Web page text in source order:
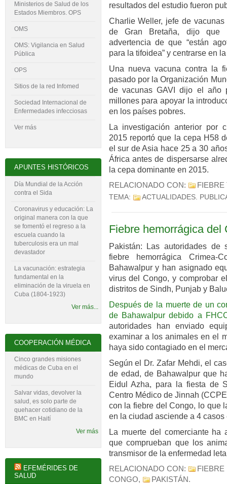
resultados del estudio fueron
Charlie Weller, jefe de
de Gran Bretaña, dijo que
advertencia de que “están
para la tifoidea” y centrarse en
Una nueva vacuna contra la
pasado por la Organización
de vacunas GAVI dijo el año
millones para apoyar la
en los países pobres.
La investigación anterior por
2015 reportó que la cepa H58
el sur de Asia hace 25 a 30
África antes de dispersarse
la cepa dominante en 2015.
RELACIONADO CON: FIEBRE
TEMA: ACTUALIDADES.
Fiebre hemorrágica del
Pakistán: Las autoridades de
fiebre hemorrágica
Bahawalpur y han asignado
virus del Congo, y comprobar
distritos de Sindh, Punjab y
Después de la muerte de un
de Bahawalpur debido a
autoridades han enviado
examinar a los animales en el
haya sido contagiado en el
Según el Dr. Zafar Mehdi, el
de edad, de Bahawalpur que
Eidul Azha, para la fiesta de
Centro Médico de Jinnah
con la fiebre del Congo, lo que
en la ciudad asciende a 4 casos
La muerte del comerciante ha
que comprueban que los
transmisor de la enfermedad
RELACIONADO CON:
CONGO, PAKISTÁN.
Ministerios de Salud de los
Estados Miembros. OPS
OMS
OMS: Vigilancia en Salud
Pública
OPS
Sitios de la red Infomed
Sociedad Internacional de
Enfermedades infecciosas
Ver más
APUNTES HISTÓRICOS
Día Mundial de la Acción
contra el Sida
Coronavirus y educación: La
original manera con la que
se fomentó el regreso a la
escuela cuando la
tuberculosis era un mal
devastador
La vacunación: estrategia
fundamental en la
eliminación de la viruela en
Cuba (1804-‍1923)
Ver más...
COOPERACIÓN MÉDICA
Cinco grandes misiones
médicas de Cuba en el
mundo
Salvar vidas, devolver la
salud, es solo parte de
quehacer cotidiano de la
BMC en Haití
Ver más
EFEMÉRIDES DE
SALUD